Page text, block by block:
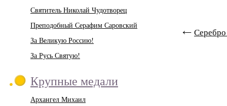
Святитель Николай Чудотворец
Преподобный Серафим Саровский
За Великую Россию!
За Русь Святую!
Крупные медали
Архангел Михаил